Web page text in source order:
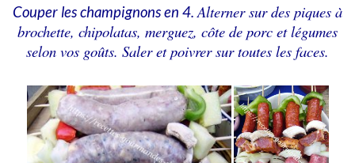
Couper les champignons en 4. Alterner sur des piques à
brochette, chipolatas, merguez, côte de porc et légumes
selon vos goûts. Saler et poivrer sur toutes les faces.